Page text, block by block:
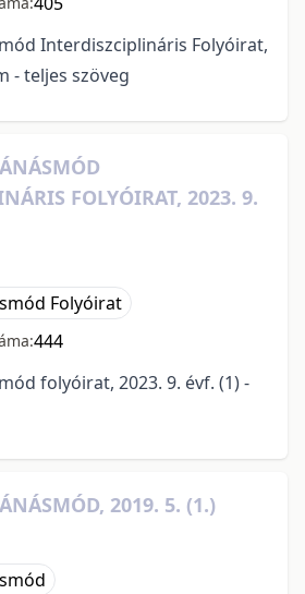
Interdiszciplináris Folyóirat,
- teljes szöveg
FOLYÓIRAT, 2023. 9.
Folyóirat
444
folyóirat, 2023. 9. évf. (1) -
2019. 5. (1.)